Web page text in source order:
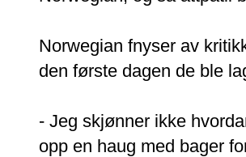
Norwegian fnyser av
den første dagen de ble
- Jeg skjønner ikke
opp en haug med bager